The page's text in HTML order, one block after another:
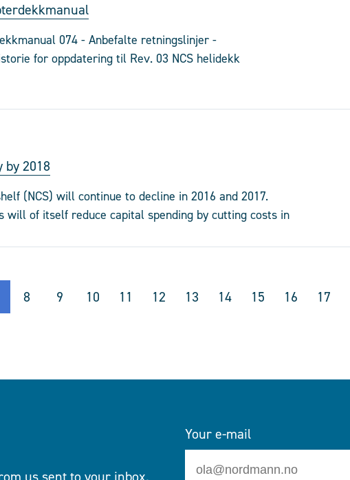
074 - Anbefalte retningslinjer -
for oppdatering til Rev. 03 NCS helidekk
2018
(NCS) will continue to decline in 2016 and 2017.
of itself reduce capital spending by cutting costs in
8 9 10 11 12 13 14 15 16 17
Your e-mail